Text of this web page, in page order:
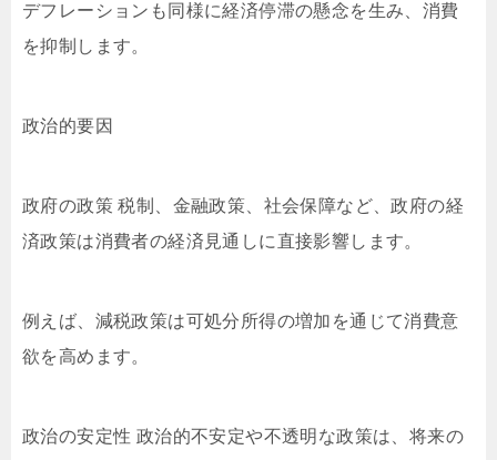
デフレーションも同様に経済停滞の懸念を生み、消費
を抑制します。
政治的要因
政府の政策 税制、金融政策、社会保障など、政府の経
済政策は消費者の経済見通しに直接影響します。
例えば、減税政策は可処分所得の増加を通じて消費意
欲を高めます。
政治の安定性 政治的不安定や不透明な政策は、将来の